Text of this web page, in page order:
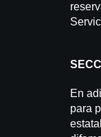
En
para